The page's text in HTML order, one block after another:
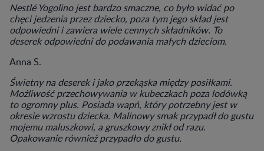
Nestlé Yogolino jest bardzo smaczne, co było widać po
chęci jedzenia przez dziecko, poza tym jego skład jest
odpowiedni i zawiera wiele cennych składników. To
deserek odpowiedni do podawania małych dzieciom.
Anna S.
Świetny na deserek i jako przekąska między posiłkami.
Możliwość przechowywania w kubeczkach poza lodówką
to ogromny plus. Posiada wapń, który potrzebny jest w
okresie wzrostu dziecka. Malinowy smak przypadł do gustu
mojemu maluszkowi, a gruszkowy znikł od razu.
Opakowanie również przypadło do gustu.